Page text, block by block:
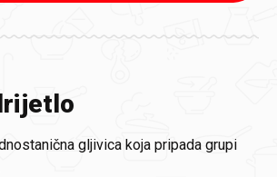
gljivica koja pripada grupi